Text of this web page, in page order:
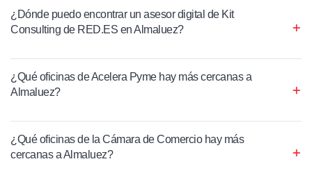
¿Dónde puedo encontrar un asesor digital de Kit
Consulting de RED.ES en Almaluez?
¿Qué oficinas de Acelera Pyme hay más cercanas a
Almaluez?
¿Qué oficinas de la Cámara de Comercio hay más
cercanas a Almaluez?